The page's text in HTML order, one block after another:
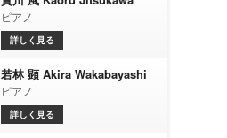
ピアノ
詳しく見る
若林 顕 Akira Wakabayashi
ピアノ
詳しく見る